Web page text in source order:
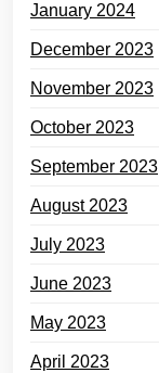
January 2024
December 2023
November 2023
October 2023
September 2023
August 2023
July 2023
June 2023
May 2023
April 2023